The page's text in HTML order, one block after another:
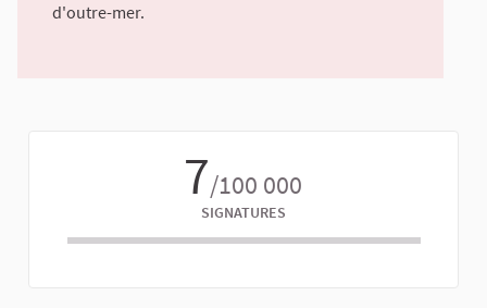
d'outre-mer.
7/100 000
SIGNATURES